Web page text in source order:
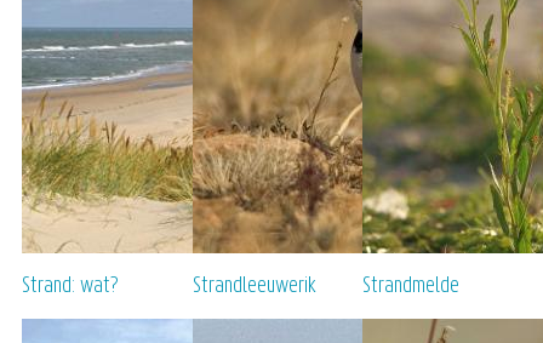
Strand: wat? Strandleeuwerik Strandmelde